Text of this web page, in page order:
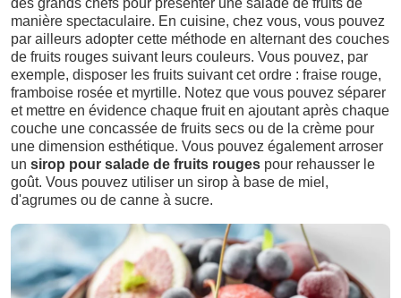
manière spectaculaire. En cuisine, chez vous, vous pouvez
par ailleurs adopter cette méthode en alternant des couches
de fruits rouges suivant leurs couleurs. Vous pouvez, par
exemple, disposer les fruits suivant cet ordre : fraise rouge,
framboise rosée et myrtille. Notez que vous pouvez séparer
et mettre en évidence chaque fruit en ajoutant après chaque
couche une concassée de fruits secs ou de la crème pour
une dimension esthétique. Vous pouvez également arroser
un sirop pour salade de fruits rouges pour rehausser le
goût. Vous pouvez utiliser un sirop à base de miel,
d'agrumes ou de canne à sucre.